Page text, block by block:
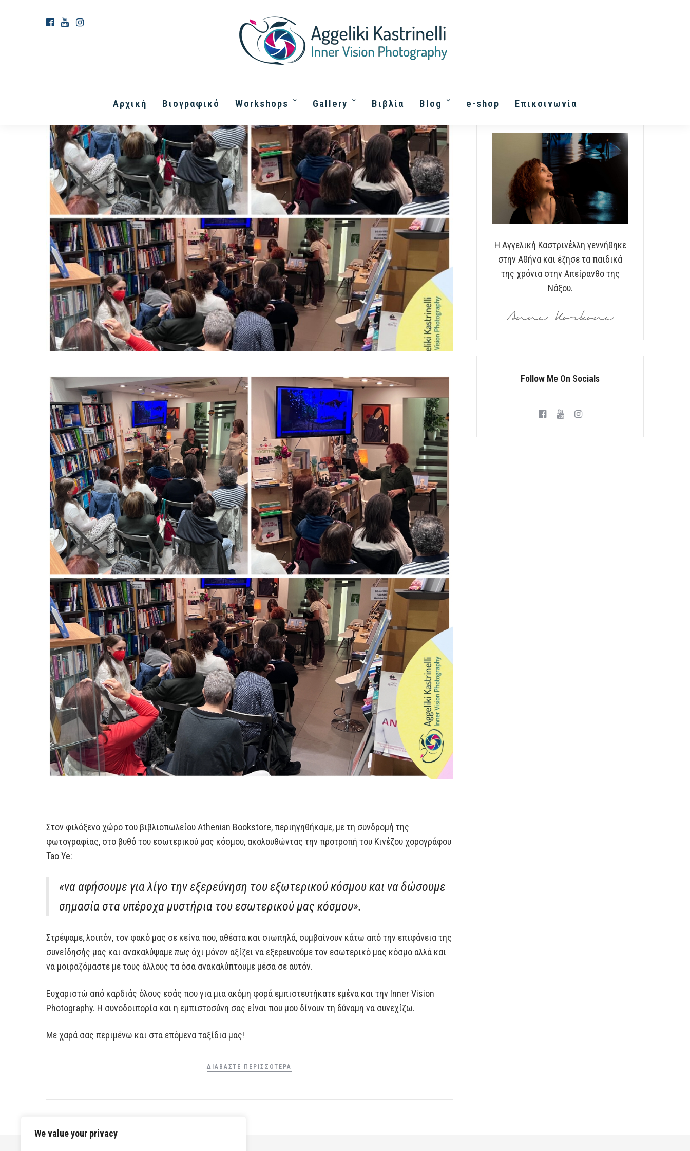
We value your privacy
Αρχική Βιογραφικό Workshops Gallery Βιβλία Blog e-shop Επικοινωνία
Tao Ye
Στον φιλόξενο χώρο του βιβλιοπωλείου Athenian Bookstore, περιηγηθήκαμε, με τη συνδρομή της
φωτογραφίας, στο βυθό του εσωτερικού μας κόσμου, ακολουθώντας την προτροπή του Κινέζου χορογράφου
Tao Ye:
«να αφήσουμε για λίγο την εξερεύνηση του εξωτερικού κόσμου και να δώσουμε
σημασία στα υπέροχα μυστήρια του εσωτερικού μας κόσμου».
Στρέψαμε, λοιπόν, τον φακό μας σε κείνα που, αθέατα και σιωπηλά, συμβαίνουν κάτω από την επιφάνεια της
συνείδησής μας και ανακαλύψαμε πως όχι μόνον αξίζει να εξερευνούμε τον εσωτερικό μας κόσμο αλλά και
να μοιραζόμαστε με τους άλλους τα όσα ανακαλύπτουμε μέσα σε αυτόν.
Ευχαριστώ από καρδιάς όλους εσάς που για μια ακόμη φορά εμπιστευτήκατε εμένα και την Inner Vision
Photography. Η συνοδοιπορία και η εμπιστοσύνη σας είναι που μου δίνουν τη δύναμη να συνεχίζω.
Με χαρά σας περιμένω και στα επόμενα ταξίδια μας!
ΔΙΑΒΆΣΤΕ ΠΕΡΙΣΣΌΤΕΡΑ
About Me
Η Αγγελική Καστρινέλλη γεννήθηκε
στην Αθήνα και έζησε τα παιδικά
της χρόνια στην Απείρανθο της
Νάξου.
Follow Me On Socials